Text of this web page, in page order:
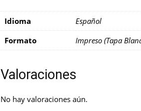
Idioma
Español
Formato
Impreso (Tapa
Valoraciones
No hay valoraciones aún.